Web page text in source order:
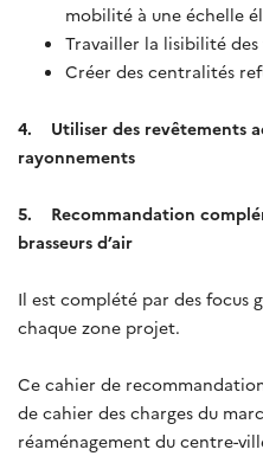
mobilité à une échelle
Travailler la lisibilité
Créer des centralités
4. Utiliser des revêtements
rayonnements
5. Recommandation
brasseurs d’air
Il est complété par des focus
chaque zone projet.
Ce cahier de
de cahier des charges du
réaménagement du centre-